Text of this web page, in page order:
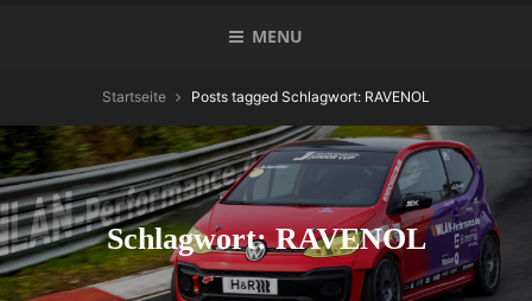
MENU
Startseite Posts tagged Schlagwort: RAVENOL
Schlagwort:RAVENOL